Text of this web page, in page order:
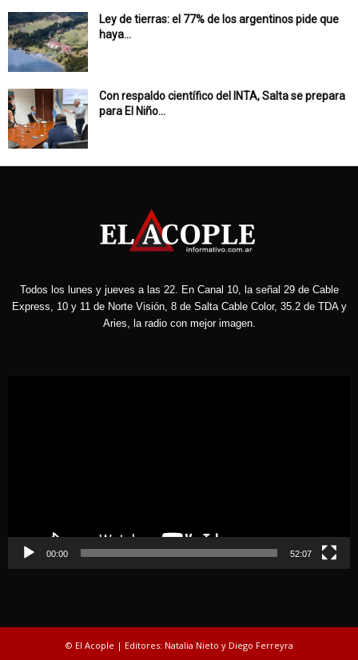
Ley de tierras: el 77% de los argentinos pide que
haya...
Con respaldo científico del INTA, Salta se prepara
para El Niño...
Todos los lunes y jueves a las 22. En Canal 10, la señal 29 de Cable
Express, 10 y 11 de Norte Visión, 8 de Salta Cable Color, 35.2 de TDA y
Aries, la radio con mejor imagen.
00:00 52:07
© El Acople | Editores: Natalia Nieto y Diego Ferreyra